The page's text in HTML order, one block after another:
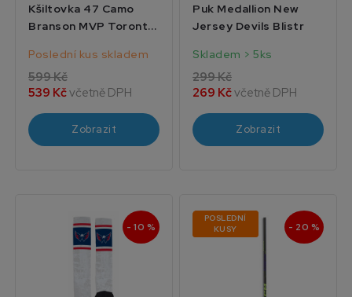
Kšiltovka 47 Camo
Branson MVP Toronto
Poslední kus skladem
599 Kč
539 Kčvčetně DPH
Zobrazit
Puk Medallion New
Jersey Devils Blistr
Skladem > 5ks
299 Kč
269 Kčvčetně DPH
Zobrazit
- 10 %
POSLEDNÍ
KUSY
- 20 %